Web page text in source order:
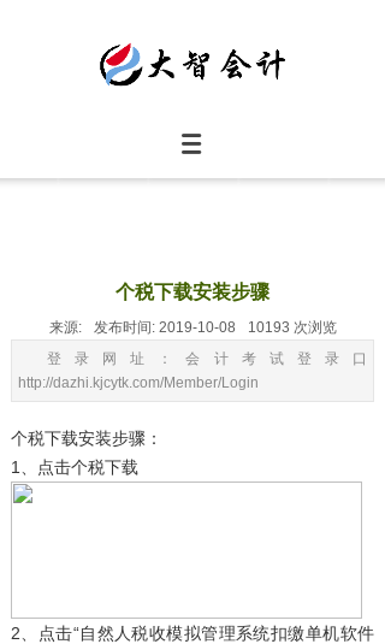
个税下载安装步骤
来源: 发布时间: 2019-10-08 10193 次浏览
登录网址：会计考试登录口
http://dazhi.kjcytk.com/Member/Login
个税下载安装步骤：
1、点击个税下载
2、点击“自然人税收模拟管理系统扣缴单机软件